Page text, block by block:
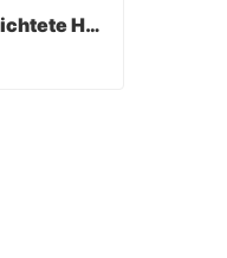
PVC-Arbeitsbeschichtete Handschuhe